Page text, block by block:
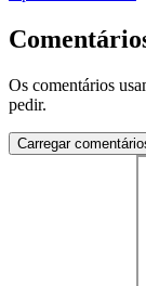
Os comentários
pedir.
Carregar